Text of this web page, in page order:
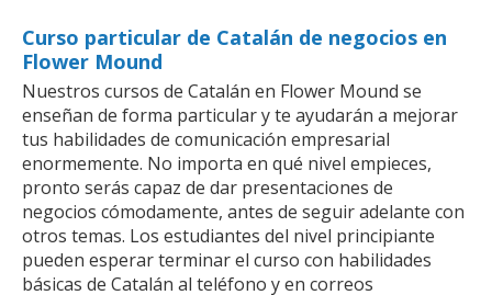
Curso particular de Catalán de negocios en
Flower Mound
Nuestros cursos de Catalán en Flower Mound se
enseñan de forma particular y te ayudarán a mejorar
tus habilidades de comunicación empresarial
enormemente. No importa en qué nivel empieces,
pronto serás capaz de dar presentaciones de
negocios cómodamente, antes de seguir adelante con
otros temas. Los estudiantes del nivel principiante
pueden esperar terminar el curso con habilidades
básicas de Catalán al teléfono y en correos